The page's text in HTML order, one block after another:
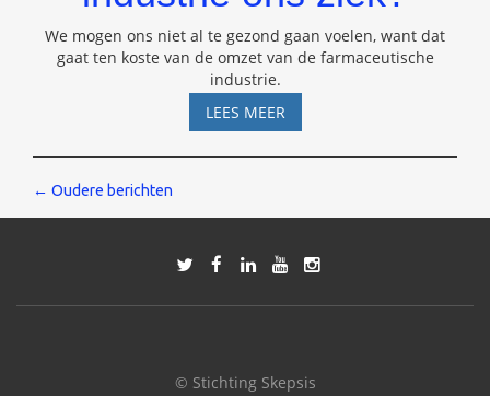
We mogen ons niet al te gezond gaan voelen, want dat
gaat ten koste van de omzet van de farmaceutische
industrie.
LEES MEERMAAKT
DE
FARMACEUTISCHE
ZIEK?
Berichten
← Oudere berichten
© Stichting Skepsis